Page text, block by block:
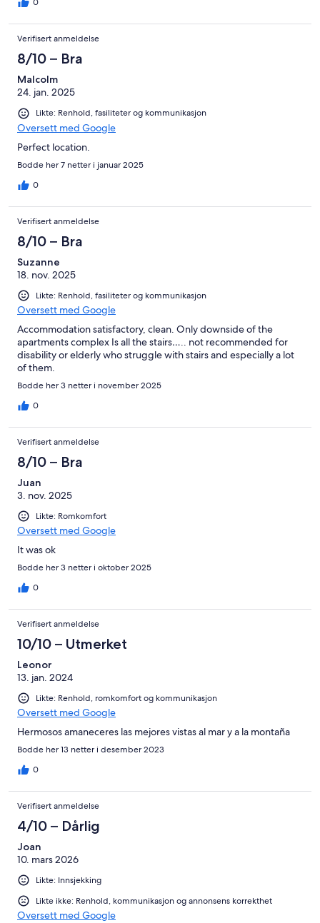
0
Verifisert anmeldelse
8/10 – Bra
Malcolm
24. jan. 2025
Likte: Renhold, fasiliteter og kommunikasjon
Oversett med Google
Perfect location.
Bodde her 7 netter i januar 2025
0
Verifisert anmeldelse
8/10 – Bra
Suzanne
18. nov. 2025
Likte: Renhold, fasiliteter og kommunikasjon
Oversett med Google
Accommodation satisfactory, clean. Only downside of the
apartments complex Is all the stairs….. not recommended for
disability or elderly who struggle with stairs and especially a lot
of them.
Bodde her 3 netter i november 2025
0
Verifisert anmeldelse
8/10 – Bra
Juan
3. nov. 2025
Likte: Romkomfort
Oversett med Google
It was ok
Bodde her 3 netter i oktober 2025
0
Verifisert anmeldelse
10/10 – Utmerket
Leonor
13. jan. 2024
Likte: Renhold, romkomfort og kommunikasjon
Oversett med Google
Hermosos amaneceres las mejores vistas al mar y a la montaña
Bodde her 13 netter i desember 2023
0
Verifisert anmeldelse
4/10 – Dårlig
Joan
10. mars 2026
Likte: Innsjekking
Likte ikke: Renhold, kommunikasjon og annonsens korrekthet
Oversett med Google